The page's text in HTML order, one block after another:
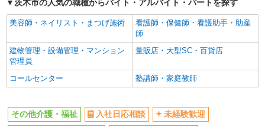
昇給あり
完全週休2日制
フルタイム歓迎
禁煙・分煙
駅直結・駅チカ
車通勤OK
バイク通勤OK
残業少なめ（月20h未満）
交通費支給
退職金・財形貯蓄制度あり
各種手当（家族・役職・インセン
ティブなど）あり
茨木市の人気の職種からバイト・アルバイト・パートを探す
美容師・ネイリスト・まつげ施術
看護師・保健師・看護助手・助産
師
建物管理・設備管理・マンション
管理員
量販店・大型SC・百貨店
コールセンター 塾講師・家庭教師
その他介護・福祉 入社日応相談
未経験歓迎